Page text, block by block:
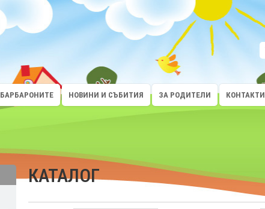
БАРБАРОНИТЕ НОВИНИ И СЪБИТИЯ ЗА РОДИТЕЛИ КОНТАКТИ
КАТАЛОГ